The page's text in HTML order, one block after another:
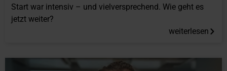
Start war intensiv – und vielversprechend. Wie geht es
jetzt weiter?
weiterlesen